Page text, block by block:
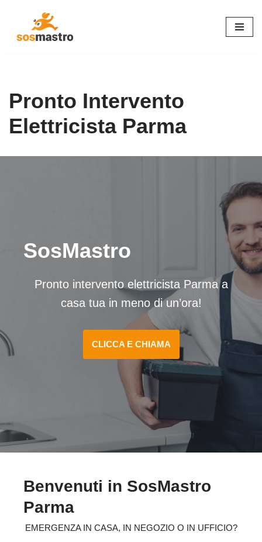
Pronto Intervento
Elettricista Parma
SosMastro
Pronto intervento elettricista Parma a
casa tua in meno di un’ora!
CLICCA E CHIAMA
Benvenuti in SosMastro
Parma
EMERGENZA IN CASA, IN NEGOZIO O IN UFFICIO?